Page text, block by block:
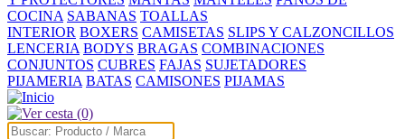
COCINA SABANAS TOALLAS
INTERIOR BOXERS CAMISETAS SLIPS Y CALZONCILLOS
LENCERIA BODYS BRAGAS COMBINACIONES
CONJUNTOS CUBRES FAJAS SUJETADORES
PIJAMERIA BATAS CAMISONES PIJAMAS
(0)